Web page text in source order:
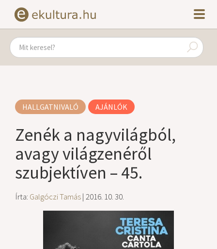
HALLGATNIVALÓ AJÁNLÓK
Zenék a nagyvilágból,
avagy világzenéről
szubjektíven – 45.
Írta: Galgóczi Tamás| 2016. 10. 30.